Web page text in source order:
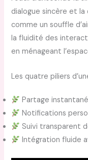
dialogue sincère et la
comme un souffle
la fluidité des
en ménageant
Les quatre piliers
Partage
Notifications
Suivi transparent
Intégration fluide